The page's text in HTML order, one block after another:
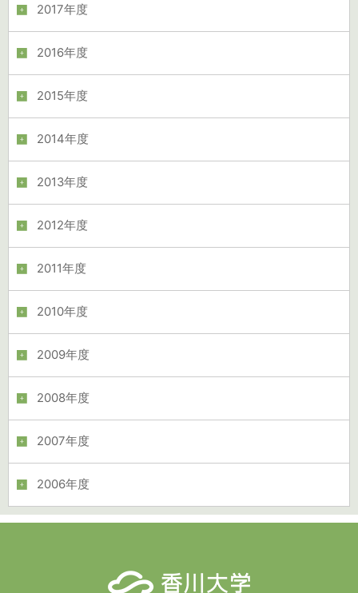
2017年度
2016年度
2015年度
2014年度
2013年度
2012年度
2011年度
2010年度
2009年度
2008年度
2007年度
2006年度